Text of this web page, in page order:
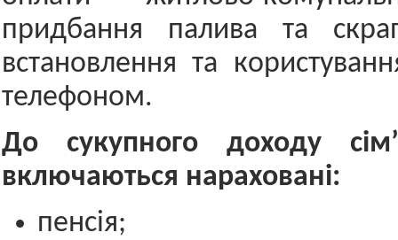
придбання палива та
встановлення та
телефоном.
До сукупного доходу
включаються нараховані:
пенсія;